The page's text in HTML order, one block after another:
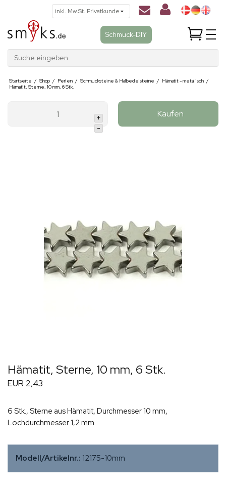
Schmuck-DIY
Suche eingeben
Startseite / Shop / Perlen / Schmucksteine & Halbedelsteine / Hämatit - metallisch /
Hämatit, Sterne, 10 mm, 6 Stk.
+
-
Kaufen
Hämatit, Sterne, 10 mm, 6 Stk.
EUR 2,43
6 Stk., Sterne aus Hämatit, Durchmesser 10 mm,
Lochdurchmesser 1,2 mm.
Modell/Artikelnr.: 12175-10mm